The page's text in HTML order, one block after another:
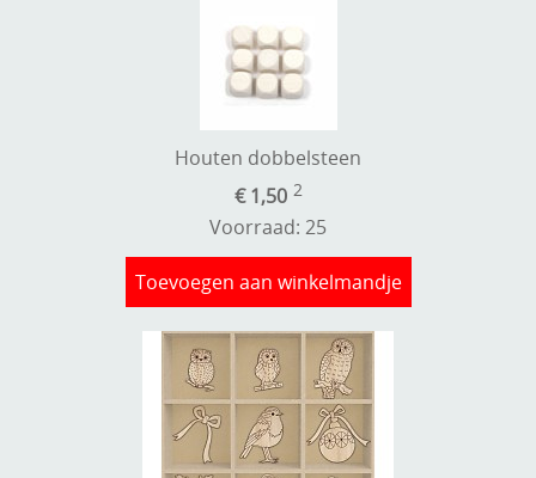
Boeken en magazines
Hechtingsmaterialen
Hout , MDF, kartonmateriaal, steen
Kleurmateriaal-tekenmateriaal
Kneedmateriaal
Houten dobbelsteen
€ 1,50 2
Voorraad: 25
Toevoegen aan winkelmandje